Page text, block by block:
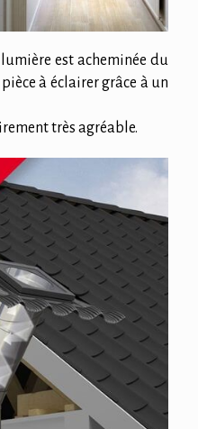
est acheminée du
à éclairer grâce à un
très agréable.